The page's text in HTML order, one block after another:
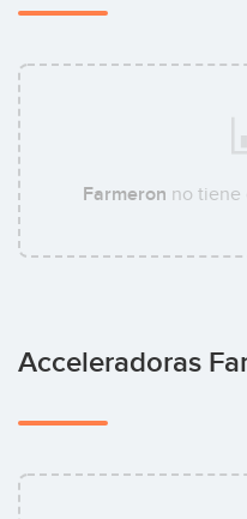
Farmeron no tiene
Acceleradoras